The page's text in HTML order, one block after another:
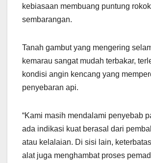
kebiasaan membuang puntung rokok
sembarangan.
Tanah gambut yang mengering
kemarau sangat mudah terbakar,
kondisi angin kencang yang
penyebaran api.
“Kami masih mendalami penyebab
ada indikasi kuat berasal dari
atau kelalaian. Di sisi lain,
alat juga menghambat proses